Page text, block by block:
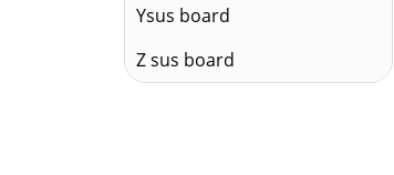
Ysus board
Z sus board